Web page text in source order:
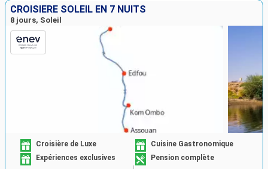
Mois de départ
Ports
Rechercher
CROISIÈRE SOLEIL EN 7 NUITS
8 jours, Soleil
Croisière de Luxe
Cuisine Gastronomique
Expériences exclusives
Pension complète